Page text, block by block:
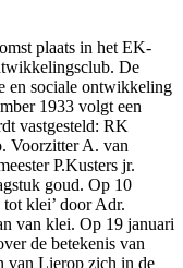
Tijdmachine
plaats in het EK-
De
en sociale ontwikkeling
1933 volgt een
vastgesteld: RK
Voorzitter A. van
P.Kusters jr.
goud. Op 10
klei’ door Adr.
van klei. Op 19 januari
de betekenis van
van Lierop zich in de